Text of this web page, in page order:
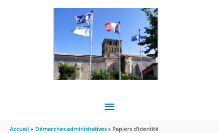
MENU
PRINCIPAL
Accueil Démarches administratives Papiers d’identité